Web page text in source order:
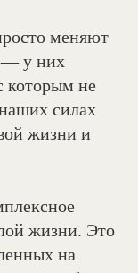
меняют
— у них
которым не
силах
жизни и
жизни. Это
на